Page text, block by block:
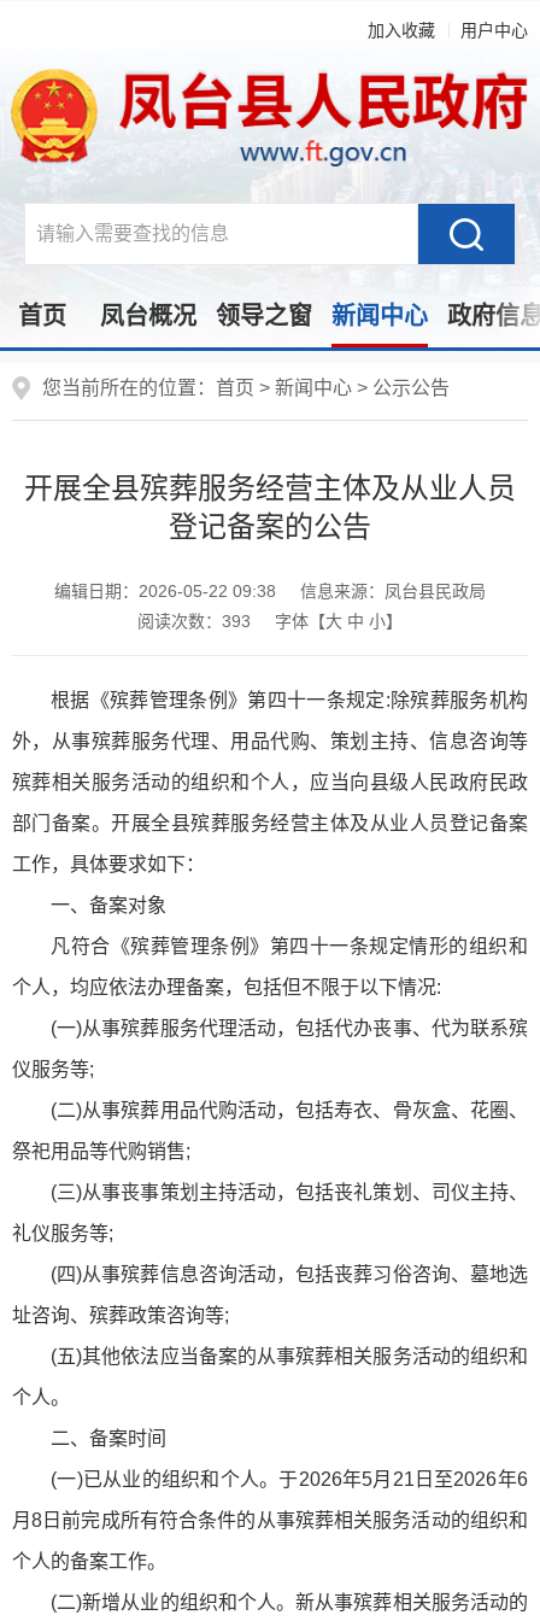
加入收藏 用户中心
首页 凤台概况 领导之窗 新闻中心 政府信
您当前所在的位置： 首页 > 新闻中心 > 公示公告
开展全县殡葬服务经营主体及从业人员
登记备案的公告
编辑日期：2026-05-22 09:38
信息来源：凤台县民政局
阅读次数：393 字体【大 中 小】
根据《殡葬管理条例》第四十一条规定:除殡葬服务机构
外，从事殡葬服务代理、用品代购、策划主持、信息咨询等
殡葬相关服务活动的组织和个人，应当向县级人民政府民政
部门备案。开展全县殡葬服务经营主体及从业人员登记备案
工作，具体要求如下：
一、备案对象
凡符合《殡葬管理条例》第四十一条规定情形的组织和
个人，均应依法办理备案，包括但不限于以下情况:
(一)从事殡葬服务代理活动，包括代办丧事、代为联系殡
仪服务等;
(二)从事殡葬用品代购活动，包括寿衣、骨灰盒、花圈、
祭祀用品等代购销售;
(三)从事丧事策划主持活动，包括丧礼策划、司仪主持、
礼仪服务等;
(四)从事殡葬信息咨询活动，包括丧葬习俗咨询、墓地选
址咨询、殡葬政策咨询等;
(五)其他依法应当备案的从事殡葬相关服务活动的组织和
个人。
二、备案时间
(一)已从业的组织和个人。于2026年5月21日至2026年6
月8日前完成所有符合条件的从事殡葬相关服务活动的组织和
个人的备案工作。
(二)新增从业的组织和个人。新从事殡葬相关服务活动的